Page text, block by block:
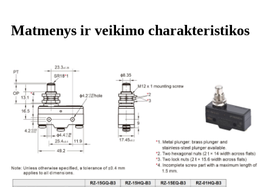
Matmenys ir veikimo charakteristikos